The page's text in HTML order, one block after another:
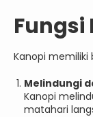
Fungsi
Kanopi memiliki
Melindungi
Kanopi
matahari